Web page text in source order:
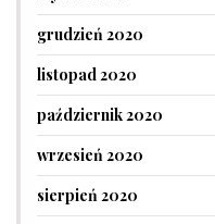
grudzień 2020
listopad 2020
październik 2020
wrzesień 2020
sierpień 2020